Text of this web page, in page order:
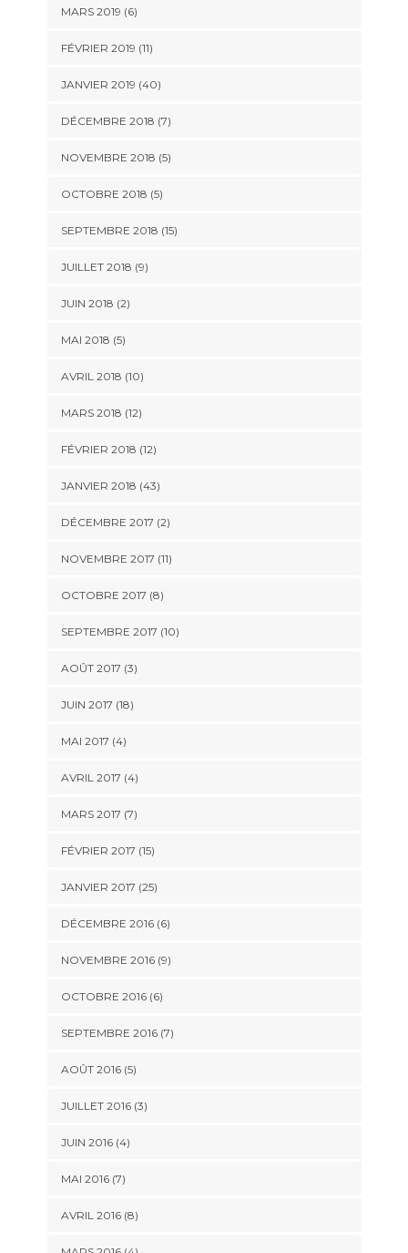
MARS 2019 (6)
FÉVRIER 2019 (11)
JANVIER 2019 (40)
DÉCEMBRE 2018 (7)
NOVEMBRE 2018 (5)
OCTOBRE 2018 (5)
SEPTEMBRE 2018 (15)
JUILLET 2018 (9)
JUIN 2018 (2)
MAI 2018 (5)
AVRIL 2018 (10)
MARS 2018 (12)
FÉVRIER 2018 (12)
JANVIER 2018 (43)
DÉCEMBRE 2017 (2)
NOVEMBRE 2017 (11)
OCTOBRE 2017 (8)
SEPTEMBRE 2017 (10)
AOÛT 2017 (3)
JUIN 2017 (18)
MAI 2017 (4)
AVRIL 2017 (4)
MARS 2017 (7)
FÉVRIER 2017 (15)
JANVIER 2017 (25)
DÉCEMBRE 2016 (6)
NOVEMBRE 2016 (9)
OCTOBRE 2016 (6)
SEPTEMBRE 2016 (7)
AOÛT 2016 (5)
JUILLET 2016 (3)
JUIN 2016 (4)
MAI 2016 (7)
AVRIL 2016 (8)